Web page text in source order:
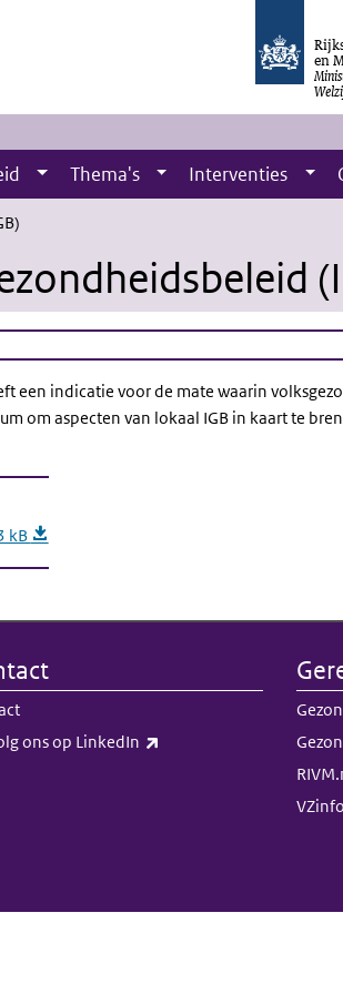
en
Thema's Interventies
een indicatie voor de mate waarin
om aspecten van lokaal IGB in kaart te
kB
ons op LinkedIn​​